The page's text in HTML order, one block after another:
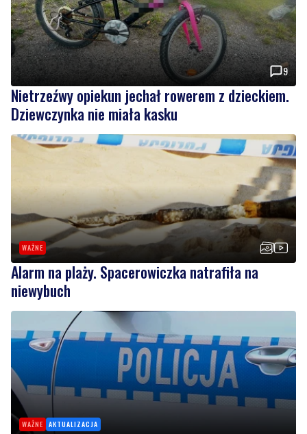
9
Nietrzeźwy opiekun jechał rowerem z dzieckiem.
Dziewczynka nie miała kasku
WAŻNE
Alarm na plaży. Spacerowiczka natrafiła na
niewybuch
WAŻNE AKTUALIZACJA